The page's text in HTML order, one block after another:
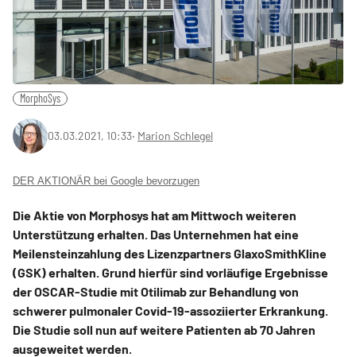
MorphoSys
03.03.2021, 10:33‧ Marion Schlegel
DER AKTIONÄR bei Google bevorzugen
Die Aktie von Morphosys hat am Mittwoch weiteren
Unterstützung erhalten. Das Unternehmen hat eine
Meilensteinzahlung des Lizenzpartners GlaxoSmithKline
(GSK) erhalten. Grund hierfür sind vorläufige Ergebnisse
der OSCAR-Studie mit Otilimab zur Behandlung von
schwerer pulmonaler Covid-19-assoziierter Erkrankung.
Die Studie soll nun auf weitere Patienten ab 70 Jahren
ausgeweitet werden.